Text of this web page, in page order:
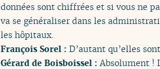
données sont chiffrées et si vous ne
va se généraliser dans les
les hôpitaux.
François Sorel : D’autant qu’elles
Gérard de Boisboissel : Absolument !